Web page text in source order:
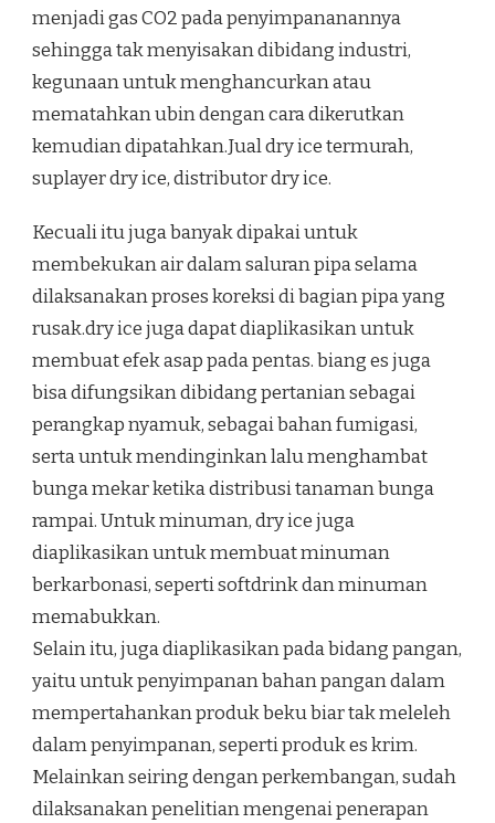
menjadi gas CO2 pada penyimpananannya
sehingga tak menyisakan dibidang industri,
kegunaan untuk menghancurkan atau
mematahkan ubin dengan cara dikerutkan
kemudian dipatahkan.Jual dry ice termurah,
suplayer dry ice, distributor dry ice.
Kecuali itu juga banyak dipakai untuk
membekukan air dalam saluran pipa selama
dilaksanakan proses koreksi di bagian pipa yang
rusak.dry ice juga dapat diaplikasikan untuk
membuat efek asap pada pentas. biang es juga
bisa difungsikan dibidang pertanian sebagai
perangkap nyamuk, sebagai bahan fumigasi,
serta untuk mendinginkan lalu menghambat
bunga mekar ketika distribusi tanaman bunga
rampai. Untuk minuman, dry ice juga
diaplikasikan untuk membuat minuman
berkarbonasi, seperti softdrink dan minuman
memabukkan.
Selain itu, juga diaplikasikan pada bidang pangan,
yaitu untuk penyimpanan bahan pangan dalam
mempertahankan produk beku biar tak meleleh
dalam penyimpanan, seperti produk es krim.
Melainkan seiring dengan perkembangan, sudah
dilaksanakan penelitian mengenai penerapan